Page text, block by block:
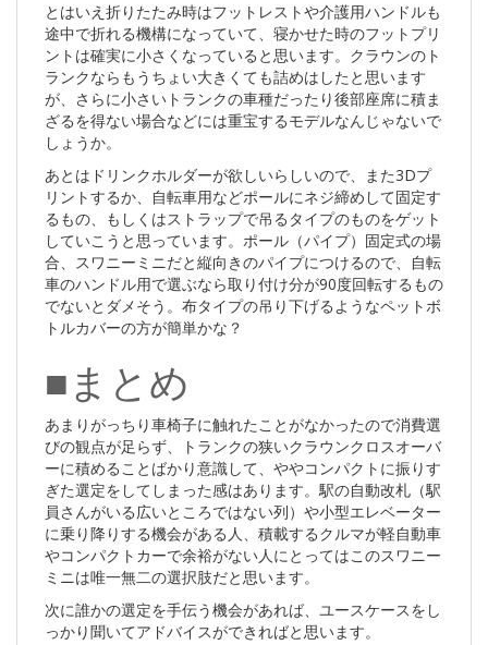
とはいえ折りたたみ時はフットレストや介護用ハンドルも
途中で折れる機構になっていて、寝かせた時のフットプリ
ントは確実に小さくなっていると思います。クラウンのト
ランクならもうちょい大きくても詰めはしたと思います
が、さらに小さいトランクの車種だったり後部座席に積ま
ざるを得ない場合などには重宝するモデルなんじゃないで
しょうか。
あとはドリンクホルダーが欲しいらしいので、また3Dプ
リントするか、自転車用などポールにネジ締めして固定す
るもの、もしくはストラップで吊るタイプのものをゲット
していこうと思っています。ポール（パイプ）固定式の場
合、スワニーミニだと縦向きのパイプにつけるので、自転
車のハンドル用で選ぶなら取り付け分が90度回転するもの
でないとダメそう。布タイプの吊り下げるようなペットボ
トルカバーの方が簡単かな？
■まとめ
あまりがっちり車椅子に触れたことがなかったので消費選
びの観点が足らず、トランクの狭いクラウンクロスオーバ
ーに積めることばかり意識して、ややコンパクトに振りす
ぎた選定をしてしまった感はあります。駅の自動改札（駅
員さんがいる広いところではない列）や小型エレベーター
に乗り降りする機会がある人、積載するクルマが軽自動車
やコンパクトカーで余裕がない人にとってはこのスワニー
ミニは唯一無二の選択肢だと思います。
次に誰かの選定を手伝う機会があれば、ユースケースをし
っかり聞いてアドバイスができればと思います。